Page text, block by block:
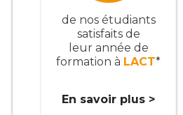
de nos étudiants
satisfaits de
leur année de
formation à LACT*
En savoir plus >